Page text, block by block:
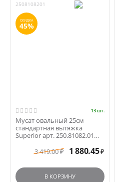
2508108201
СКИДКА
45%
13 шт.
Мусат овальный 25см
стандартная вытяжка
Superior арт. 250.81082.01
3 419.00 ₽ 1 880.45 ₽
В КОРЗИНУ